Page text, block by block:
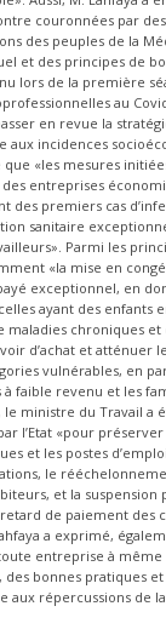
couronnées par
des peuples de la
et des principes de
lors de la première
au
en revue la
aux incidences
«les mesures
entreprises
des premiers cas
sanitaire
Parmi les
«la mise en congé
exceptionnel, en
ayant des enfants
maladies chroniques et
d’achat et atténuer
vulnérables, en
faible revenu et les
le ministre du Travail a
l’Etat «pour
et les postes
le
et la suspension
de paiement des
a exprimé,
entreprise à
des bonnes pratiques
aux répercussions de